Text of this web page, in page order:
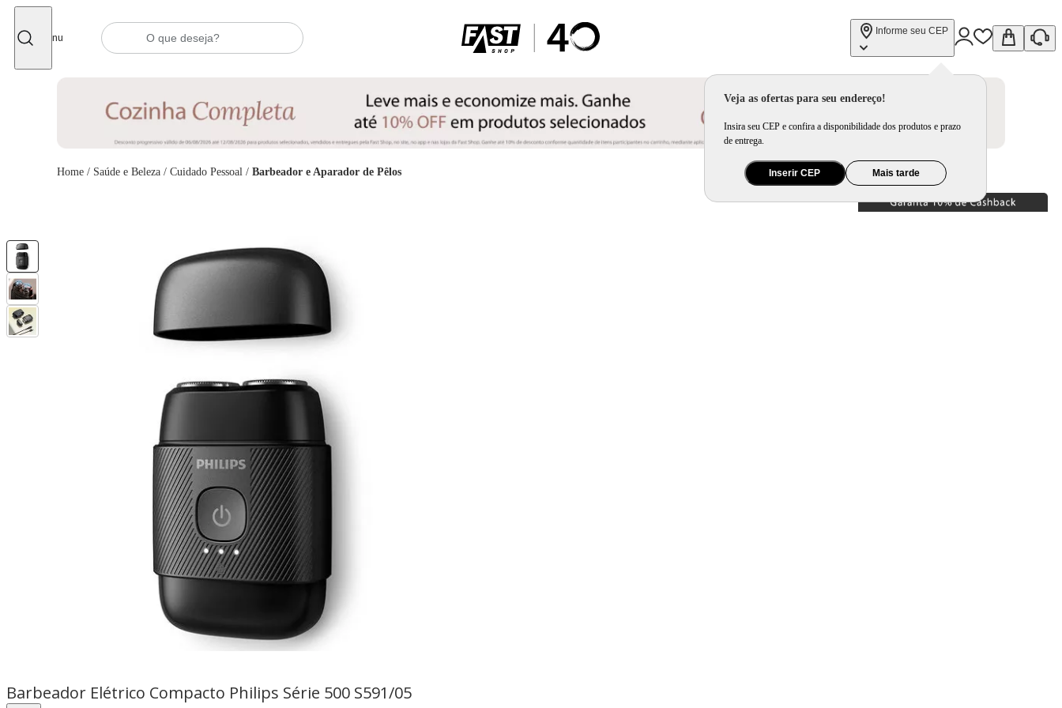
Menu
Informe seu CEP
Veja as ofertas para seu endereço!
Insira seu CEP e confira a disponibilidade dos produtos e prazo
de entrega.
Inserir CEP Mais tarde
Home / Saúde e Beleza / Cuidado Pessoal / Barbeador e Aparador de Pêlos
Barbeador Elétrico Compacto Philips Série 500 S591/05